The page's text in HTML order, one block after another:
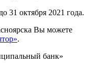
31 октября 2021 года.
Вы можете
.
банк»